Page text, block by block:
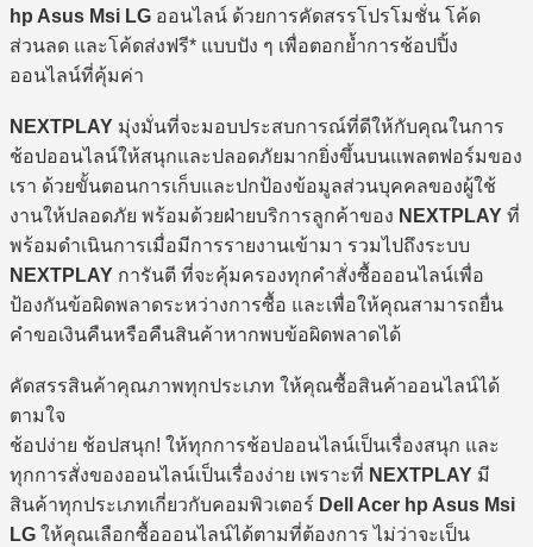
hp Asus Msi LG ออนไลน์ ด้วยการคัดสรรโปรโมชั่น โค้ด
ส่วนลด และโค้ดส่งฟรี* แบบปัง ๆ เพื่อตอกย้ำการช้อปปิ้ง
ออนไลน์ที่คุ้มค่า
NEXTPLAY มุ่งมั่นที่จะมอบประสบการณ์ที่ดีให้กับคุณในการ
ช้อปออนไลน์ให้สนุกและปลอดภัยมากยิ่งขึ้นบนแพลตฟอร์มของ
เรา ด้วยขั้นตอนการเก็บและปกป้องข้อมูลส่วนบุคคลของผู้ใช้
งานให้ปลอดภัย พร้อมด้วยฝ่ายบริการลูกค้าของ NEXTPLAY ที่
พร้อมดำเนินการเมื่อมีการรายงานเข้ามา รวมไปถึงระบบ
NEXTPLAY การันตี ที่จะคุ้มครองทุกคำสั่งซื้อออนไลน์เพื่อ
ป้องกันข้อผิดพลาดระหว่างการซื้อ และเพื่อให้คุณสามารถยื่น
คำขอเงินคืนหรือคืนสินค้าหากพบข้อผิดพลาดได้
คัดสรรสินค้าคุณภาพทุกประเภท ให้คุณซื้อสินค้าออนไลน์ได้
ตามใจ
ช้อปง่าย ช้อปสนุก! ให้ทุกการช้อปออนไลน์เป็นเรื่องสนุก และ
ทุกการสั่งของออนไลน์เป็นเรื่องง่าย เพราะที่ NEXTPLAY มี
สินค้าทุกประเภทเกี่ยวกับคอมพิวเตอร์ Dell Acer hp Asus Msi
LG ให้คุณเลือกซื้อออนไลน์ได้ตามที่ต้องการ ไม่ว่าจะเป็น